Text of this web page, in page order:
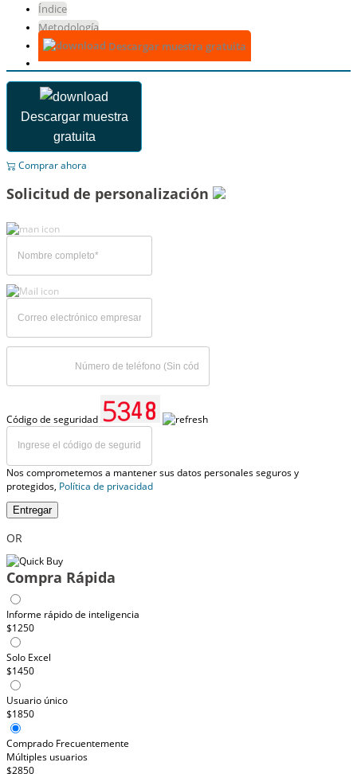
Índice
Metodología
Descargar muestra gratuita
Descargar muestra
gratuita
Comprar ahora
Solicitud de personalización
Código de seguridad
Nos comprometemos a mantener sus datos personales seguros y
protegidos, Política de privacidad
Entregar
OR
Compra Rápida
Informe rápido de inteligencia
$1250
Solo Excel
$1450
Usuario único
$1850
Comprado Frecuentemente
Múltiples usuarios
$2850